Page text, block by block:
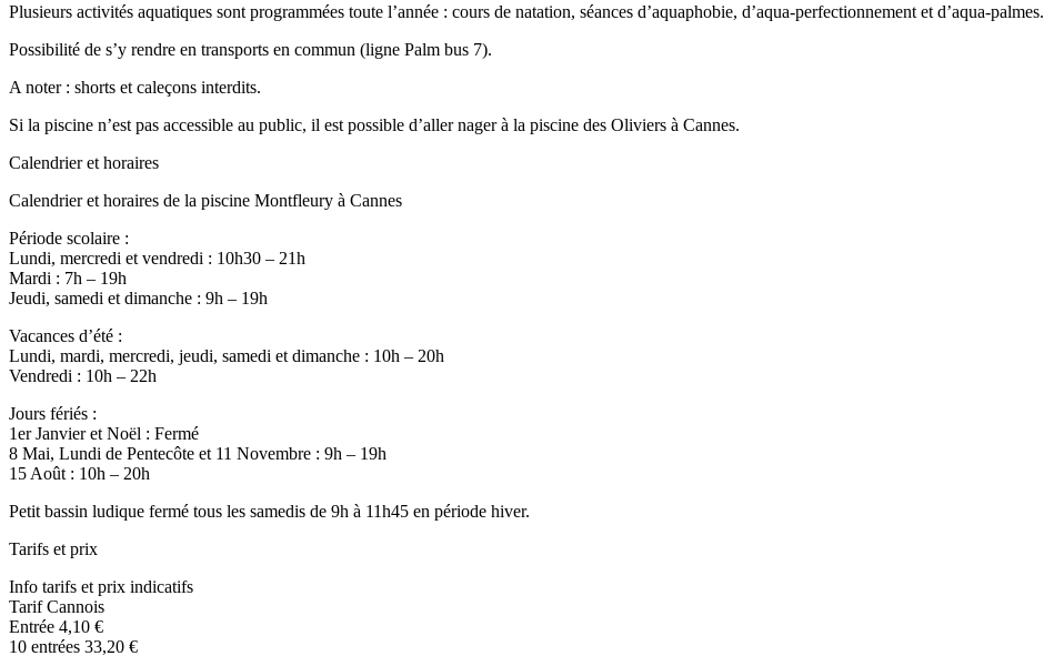
Plusieurs activités aquatiques sont programmées toute l’année : cours de natation, séances d’aquaphobie, d’aqua-perfectionnement et d’aqua-palmes.
Possibilité de s’y rendre en transports en commun (ligne Palm bus 7).
A noter : shorts et caleçons interdits.
Si la piscine n’est pas accessible au public, il est possible d’aller nager à la piscine des Oliviers à Cannes.
Calendrier et horaires
Calendrier et horaires de la piscine Montfleury à Cannes
Période scolaire :
Lundi, mercredi et vendredi : 10h30 – 21h
Mardi : 7h – 19h
Jeudi, samedi et dimanche : 9h – 19h
Vacances d’été :
Lundi, mardi, mercredi, jeudi, samedi et dimanche : 10h – 20h
Vendredi : 10h – 22h
Jours fériés :
1er Janvier et Noël : Fermé
8 Mai, Lundi de Pentecôte et 11 Novembre : 9h – 19h
15 Août : 10h – 20h
Petit bassin ludique fermé tous les samedis de 9h à 11h45 en période hiver.
Tarifs et prix
Info tarifs et prix indicatifs
Tarif Cannois
Entrée 4,10 €
10 entrées 33,20 €